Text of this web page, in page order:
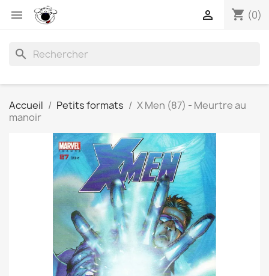
 shopping_cart (0)

search
Accueil Petits formats
X Men (87) - Meurtre au
manoir